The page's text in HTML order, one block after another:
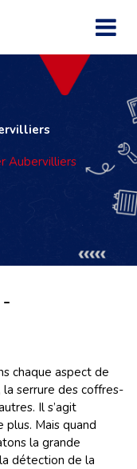
Aubervilliers
chaque aspect de
la serrure des coffres-
Il s’agit
plus. Mais quand
la grande
détection de la